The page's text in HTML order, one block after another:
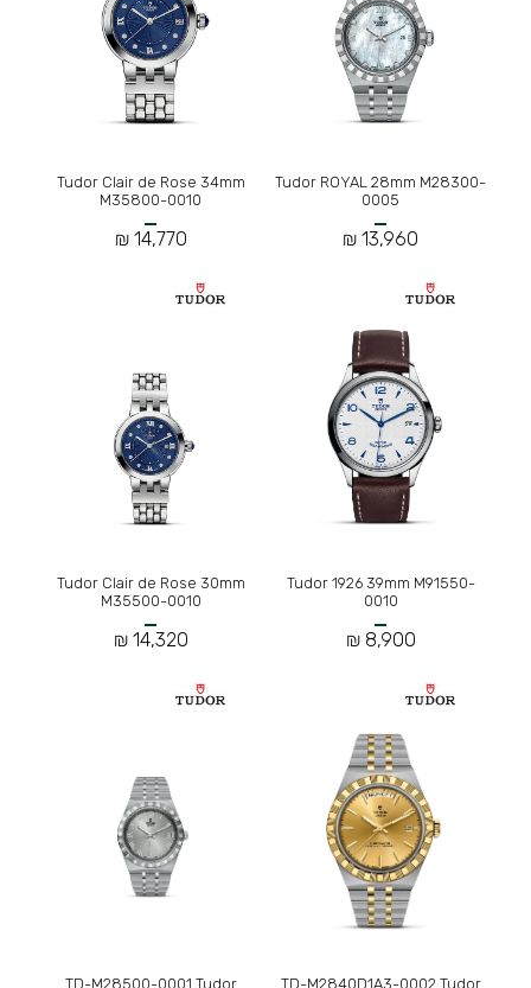
Tudor ROYAL 28mm M28300-
0005
13,960 ₪
Tudor Clair de Rose 34mm
M35800-0010
14,770 ₪
Tudor 1926 39mm M91550-
0010
8,900 ₪
Tudor Clair de Rose 30mm
M35500-0010
14,320 ₪
TD-M2840D1A3-0002 Tudor
TD-M28500-0001 Tudor